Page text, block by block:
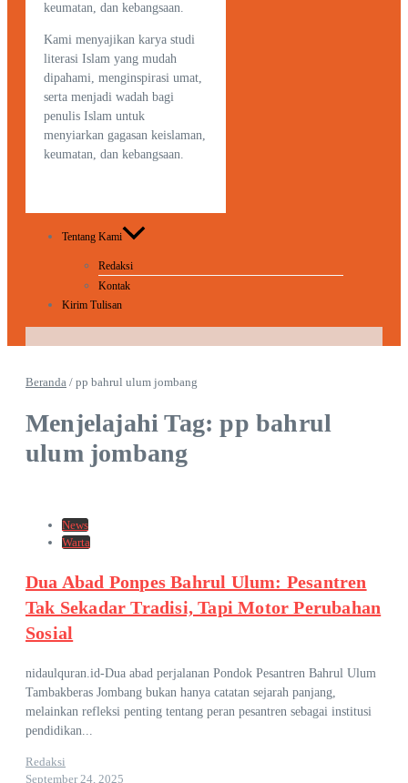
keumatan, dan kebangsaan.
Kami menyajikan karya studi
literasi Islam yang mudah
dipahami, menginspirasi umat,
serta menjadi wadah bagi
penulis Islam untuk
menyiarkan gagasan keislaman,
keumatan, dan kebangsaan.
Tentang Kami
Redaksi
Kontak
Kirim Tulisan
Beranda / pp bahrul ulum jombang
Menjelajahi Tag: pp bahrul
ulum jombang
News
Warta
Dua Abad Ponpes Bahrul Ulum: Pesantren
Tak Sekadar Tradisi, Tapi Motor Perubahan
Sosial
nidaulquran.id-Dua abad perjalanan Pondok Pesantren Bahrul Ulum
Tambakberas Jombang bukan hanya catatan sejarah panjang,
melainkan refleksi penting tentang peran pesantren sebagai institusi
pendidikan...
Redaksi
September 24, 2025